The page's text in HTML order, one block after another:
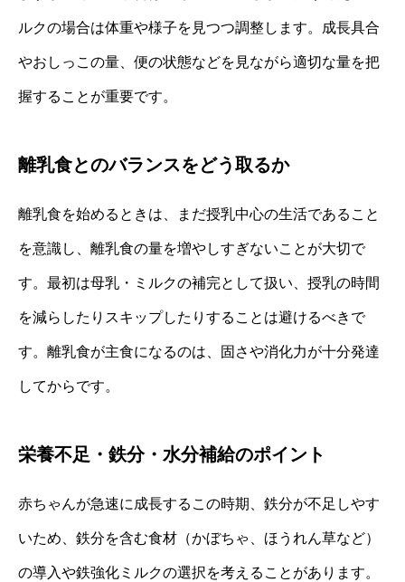
ルクの場合は体重や様子を見つつ調整します。成長具合
やおしっこの量、便の状態などを見ながら適切な量を把
握することが重要です。
離乳食とのバランスをどう取るか
離乳食を始めるときは、まだ授乳中心の生活であること
を意識し、離乳食の量を増やしすぎないことが大切で
す。最初は母乳・ミルクの補完として扱い、授乳の時間
を減らしたりスキップしたりすることは避けるべきで
す。離乳食が主食になるのは、固さや消化力が十分発達
してからです。
栄養不足・鉄分・水分補給のポイント
赤ちゃんが急速に成長するこの時期、鉄分が不足しやす
いため、鉄分を含む食材（かぼちゃ、ほうれん草など）
の導入や鉄強化ミルクの選択を考えることがあります。